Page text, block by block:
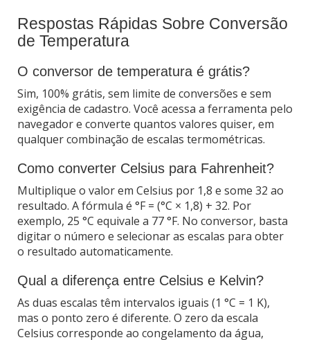
Respostas Rápidas Sobre Conversão
de Temperatura
O conversor de temperatura é grátis?
Sim, 100% grátis, sem limite de conversões e sem
exigência de cadastro. Você acessa a ferramenta pelo
navegador e converte quantos valores quiser, em
qualquer combinação de escalas termométricas.
Como converter Celsius para Fahrenheit?
Multiplique o valor em Celsius por 1,8 e some 32 ao
resultado. A fórmula é °F = (°C × 1,8) + 32. Por
exemplo, 25 °C equivale a 77 °F. No conversor, basta
digitar o número e selecionar as escalas para obter
o resultado automaticamente.
Qual a diferença entre Celsius e Kelvin?
As duas escalas têm intervalos iguais (1 °C = 1 K),
mas o ponto zero é diferente. O zero da escala
Celsius corresponde ao congelamento da água,